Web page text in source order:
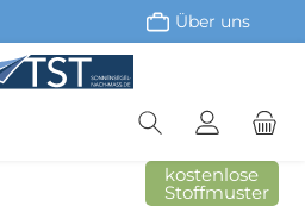
Über uns
kostenlose
Stoffmuster